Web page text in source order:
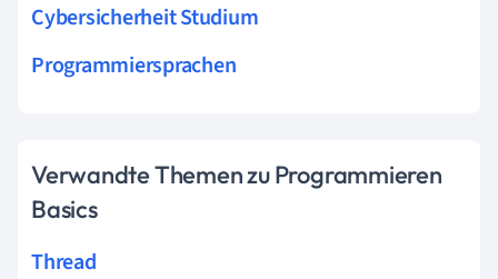
Cybersicherheit Studium
Programmiersprachen
Verwandte Themen zu Programmieren
Basics
Thread